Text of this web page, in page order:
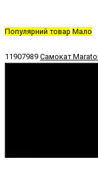
Популярний товар Мало
11907989 Самокат